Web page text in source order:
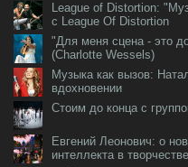
League of Distortion:
с League Of Distortion
"Для меня сцена - это
(Charlotte Wessels)
Музыка как вызов:
вдохновении
Стоим до конца с
Евгений Леонович: о
интеллекта в